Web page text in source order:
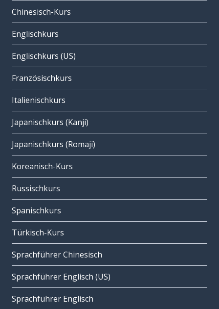
Chinesisch-Kurs
Englischkurs
Englischkurs (US)
Französischkurs
Italienischkurs
Japanischkurs (Kanji)
Japanischkurs (Romaji)
Koreanisch-Kurs
Russischkurs
Spanischkurs
Türkisch-Kurs
Sprachführer Chinesisch
Sprachführer Englisch (US)
Sprachführer Englisch